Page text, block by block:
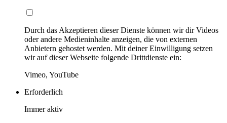
Durch das Akzeptieren dieser Dienste können wir dir Videos
oder andere Medieninhalte anzeigen, die von externen
Anbietern gehostet werden. Mit deiner Einwilligung setzen
wir auf dieser Webseite folgende Drittdienste ein:
Vimeo, YouTube
Erforderlich
Immer aktiv